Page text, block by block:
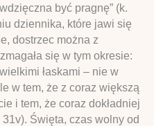
być pragnę” (k.
dziennika, które jawi się
dostrzec można z
się w tym okresie:
łaskami – nie w
w tem, że z coraz większą
i tem, że coraz dokładniej
Święta, czas wolny od